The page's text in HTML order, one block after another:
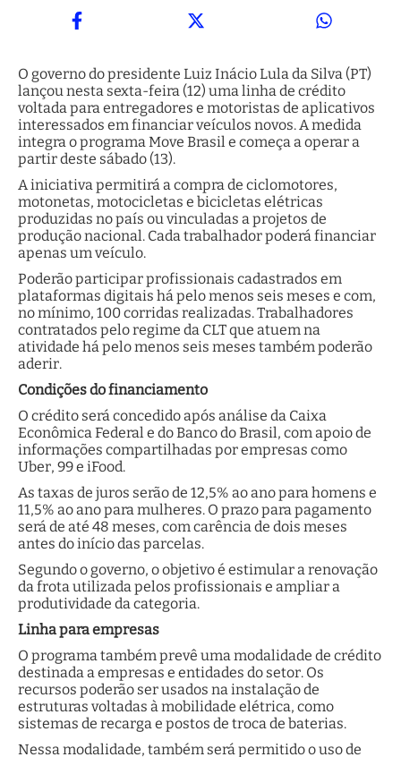
O governo do presidente Luiz Inácio Lula da Silva (PT)
lançou nesta sexta-feira (12) uma linha de crédito
voltada para entregadores e motoristas de aplicativos
interessados em financiar veículos novos. A medida
integra o programa Move Brasil e começa a operar a
partir deste sábado (13).
A iniciativa permitirá a compra de ciclomotores,
motonetas, motocicletas e bicicletas elétricas
produzidas no país ou vinculadas a projetos de
produção nacional. Cada trabalhador poderá financiar
apenas um veículo.
Poderão participar profissionais cadastrados em
plataformas digitais há pelo menos seis meses e com,
no mínimo, 100 corridas realizadas. Trabalhadores
contratados pelo regime da CLT que atuem na
atividade há pelo menos seis meses também poderão
aderir.
Condições do financiamento
O crédito será concedido após análise da Caixa
Econômica Federal e do Banco do Brasil, com apoio de
informações compartilhadas por empresas como
Uber, 99 e iFood.
As taxas de juros serão de 12,5% ao ano para homens e
11,5% ao ano para mulheres. O prazo para pagamento
será de até 48 meses, com carência de dois meses
antes do início das parcelas.
Segundo o governo, o objetivo é estimular a renovação
da frota utilizada pelos profissionais e ampliar a
produtividade da categoria.
Linha para empresas
O programa também prevê uma modalidade de crédito
destinada a empresas e entidades do setor. Os
recursos poderão ser usados na instalação de
estruturas voltadas à mobilidade elétrica, como
sistemas de recarga e postos de troca de baterias.
Nessa modalidade, também será permitido o uso de